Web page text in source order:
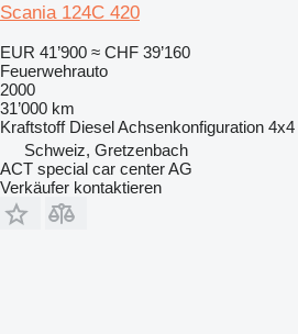
Scania 124C 420
EUR 41’900 ≈ CHF 39’160
Feuerwehrauto
2000
31’000 km
Kraftstoff DieselAchsenkonfiguration 4x4
Schweiz, Gretzenbach
ACT special car center AG
Verkäufer kontaktieren